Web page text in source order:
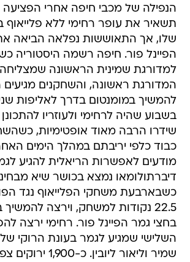
הנפילה של מכבי חיפה אחרי הפציעה
תשאיר את עופר רחימי ללא פלייאוף
שלו, אך התאוששות נפלאה הביאה
הפיינל פור. חיפה רשמה היסטוריה
למדורגת שמינית הראשונה
המדורגת ראשונה, והשחקנים
להמשיך במומנטום בדרך לאליפות
בשבוע שהיה לרחימי ולעוזריו
שידרו הרבה מאוד אופטימיות,
כבוד כלפי יריבתם במהלך הימים
מודעים לאפשרות הריאלית להגיע
דיברתולומאו נמצא בכושר שיא
כשבארבעת משחקי הפלייאוף נגד
22.5 נקודות למשחק, וירצה
בחצי גמר הפיינל פור. רחימי ירצה
השלישי שמגיע לגמר בעונת הרוקי
שמיר וליאור ליובין. כ-